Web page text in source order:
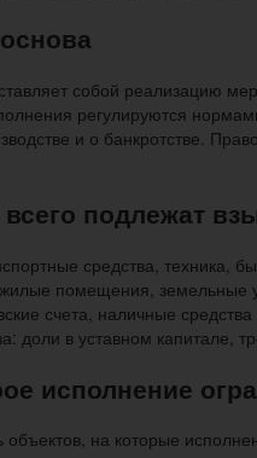
собой реализацию
регулируются
и о банкротстве.
подлежат
средства, техника,
помещения, земельные
счета, наличные
доли в уставном капитале,
исполнение
объектов, на которые